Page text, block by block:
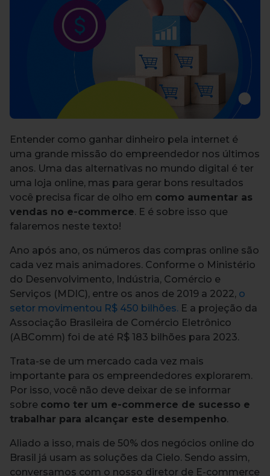
Entender como ganhar dinheiro pela internet é
uma grande missão do empreendedor nos últimos
anos. Uma das alternativas no mundo digital é ter
uma loja online, mas para gerar bons resultados
você precisa ficar de olho em como aumentar as
vendas no e-commerce. E é sobre isso que
falaremos neste texto!
Ano após ano, os números das compras online são
cada vez mais animadores. Conforme o Ministério
do Desenvolvimento, Indústria, Comércio e
Serviços (MDIC), entre os anos de 2019 a 2022, o
setor movimentou R$ 450 bilhões. E a projeção da
Associação Brasileira de Comércio Eletrônico
(ABComm) foi de até R$ 183 bilhões para 2023.
Trata-se de um mercado cada vez mais
importante para os empreendedores explorarem.
Por isso, você não deve deixar de se informar
sobre como ter um e-commerce de sucesso e
trabalhar para alcançar este desempenho.
Aliado a isso, mais de 50% dos negócios online do
Brasil já usam as soluções da Cielo. Sendo assim,
conversamos com o nosso diretor de E-commerce